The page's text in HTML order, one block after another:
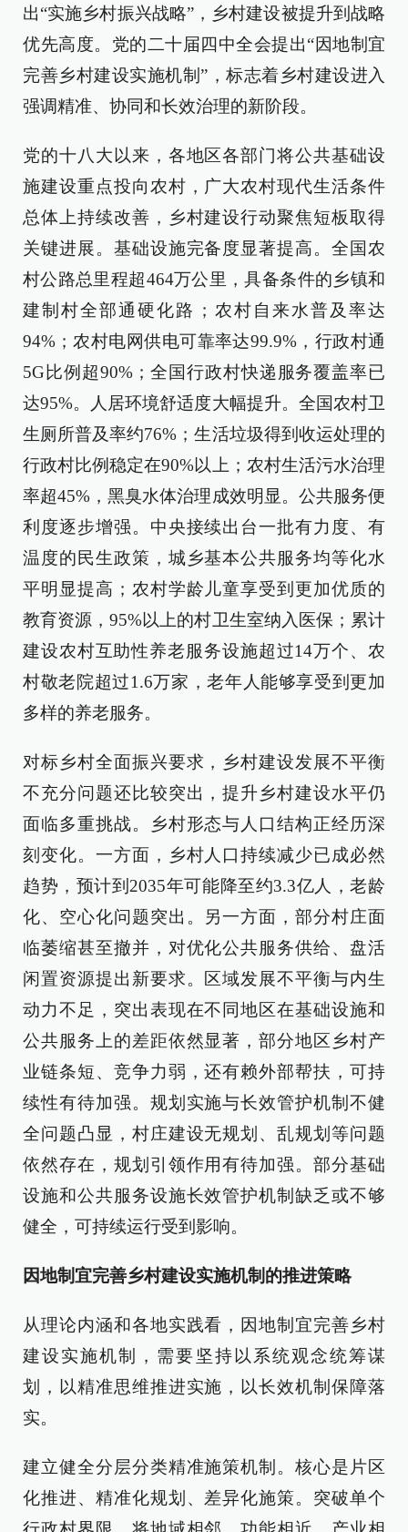
出“实施乡村振兴战略”，乡村建设被提升到战略
优先高度。党的二十届四中全会提出“因地制宜
完善乡村建设实施机制”，标志着乡村建设进入
强调精准、协同和长效治理的新阶段。
党的十八大以来，各地区各部门将公共基础设
施建设重点投向农村，广大农村现代生活条件
总体上持续改善，乡村建设行动聚焦短板取得
关键进展。基础设施完备度显著提高。全国农
村公路总里程超464万公里，具备条件的乡镇和
建制村全部通硬化路；农村自来水普及率达
94%；农村电网供电可靠率达99.9%，行政村通
5G比例超90%；全国行政村快递服务覆盖率已
达95%。人居环境舒适度大幅提升。全国农村卫
生厕所普及率约76%；生活垃圾得到收运处理的
行政村比例稳定在90%以上；农村生活污水治理
率超45%，黑臭水体治理成效明显。公共服务便
利度逐步增强。中央接续出台一批有力度、有
温度的民生政策，城乡基本公共服务均等化水
平明显提高；农村学龄儿童享受到更加优质的
教育资源，95%以上的村卫生室纳入医保；累计
建设农村互助性养老服务设施超过14万个、农
村敬老院超过1.6万家，老年人能够享受到更加
多样的养老服务。
对标乡村全面振兴要求，乡村建设发展不平衡
不充分问题还比较突出，提升乡村建设水平仍
面临多重挑战。乡村形态与人口结构正经历深
刻变化。一方面，乡村人口持续减少已成必然
趋势，预计到2035年可能降至约3.3亿人，老龄
化、空心化问题突出。另一方面，部分村庄面
临萎缩甚至撤并，对优化公共服务供给、盘活
闲置资源提出新要求。区域发展不平衡与内生
动力不足，突出表现在不同地区在基础设施和
公共服务上的差距依然显著，部分地区乡村产
业链条短、竞争力弱，还有赖外部帮扶，可持
续性有待加强。规划实施与长效管护机制不健
全问题凸显，村庄建设无规划、乱规划等问题
依然存在，规划引领作用有待加强。部分基础
设施和公共服务设施长效管护机制缺乏或不够
健全，可持续运行受到影响。
因地制宜完善乡村建设实施机制的推进策略
从理论内涵和各地实践看，因地制宜完善乡村
建设实施机制，需要坚持以系统观念统筹谋
划，以精准思维推进实施，以长效机制保障落
实。
建立健全分层分类精准施策机制。核心是片区
化推进、精准化规划、差异化施策。突破单个